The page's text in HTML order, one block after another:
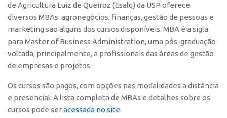
Editais
Pesquisa na USP
EMBRAPIIs
CEPIDs
CPEs
INCTs
de Agricultura Luiz de Queiroz (Esalq) da USP oferece
diversos MBAs: agronegócios, finanças, gestão de pessoas e
marketing são alguns dos cursos disponíveis. MBA é a sigla
para Master of Business Administration, uma pós-graduação
voltada, principalmente, a profissionais das áreas de gestão
de empresas e projetos.
Os cursos são pagos, com opções nas modalidades a distância
e presencial. A lista completa de MBAs e detalhes sobre os
cursos pode seracessada no site.